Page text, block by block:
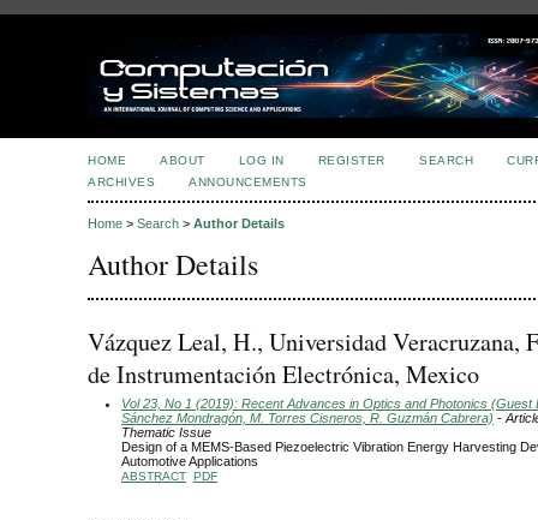
HOME ABOUT LOG IN REGISTER SEARCH
ARCHIVES
ANNOUNCEMENTS
Home > Search > Author Details
Author Details
Vázquez Leal, H., Universidad Veracruzana,
de Instrumentación Electrónica, Mexico
Vol 23, No 1 (2019): Recent Advances in Optics and Photonics (Guest
Sánchez Mondragón, M. Torres Cisneros, R. Guzmán Cabrera) -
Thematic Issue
Design of a MEMS-Based Piezoelectric Vibration Energy Harvesting
Automotive Applications
ABSTRACT PDF